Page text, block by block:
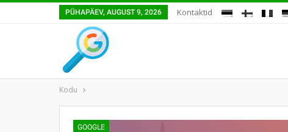
PÜHAPÄEV, AUGUST 9, 2026 Kontaktid
Kodu
GOOGLE